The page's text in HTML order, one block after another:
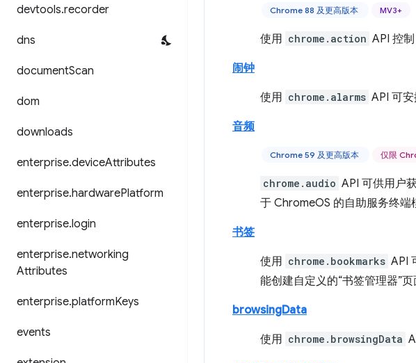
devtools.recorder
dns
documentScan
dom
downloads
enterprise.deviceAttributes
enterprise.hardwarePlatform
enterprise.login
enterprise.networking
Attributes
enterprise.platformKeys
events
Chrome 88 及更高版本 MV3+
使用 chrome.action API 控
闹钟
使用 chrome.alarms API 可
音频
Chrome 59 及更高版本 仅限
chrome.audio API 可供用户
于 ChromeOS 的自助服务终端
书签
使用 chrome.bookmarks API
能创建自定义的“书签管理器”页
browsingData
使用 chrome.browsingData